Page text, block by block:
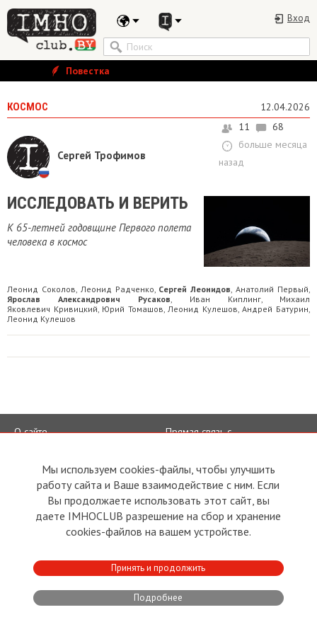
Вход
Повестка
КОСМОС 12.04.2026
Сергей Трофимов
11
68
больше месяца
назад
ИССЛЕДОВАТЬ И ВЕРИТЬ
К 65-летней годовщине Первого полета
человека в космос
Леонид Соколов Леонид Радченко Сергей Леонидов Анатолий Первый
Ярослав Александрович Русаков Иван Киплинг, Михаил
Яковлевич Кривицкий Юрий Томашов Леонид Кулешов Андрей Батурин
Леонид Кулешов
О сайте
Условия пользования
Политика конфиденциальности
Прямая связь с
Прямая связь c членами клуба
Реклама
Контакты
Developed by:
Copyright © 2011 - 2026 Imho
Club
Мы используем cookies-файлы, чтобы улучшить
работу сайта и Ваше взаимодействие с ним. Если
Вы продолжаете использовать этот сайт, вы
даете IMHOCLUB разрешение на сбор и хранение
cookies-файлов на вашем устройстве.
Принять и продолжить
Подробнее